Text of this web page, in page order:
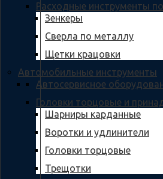
Расходные инструменты
Зенкеры
Сверла по металлу
Щетки крацовки
Автомобильные инструменты
Автосервисное
Головки торцовые и
Шарниры карданные
Воротки и удлинители
Головки торцовые
Трещотки